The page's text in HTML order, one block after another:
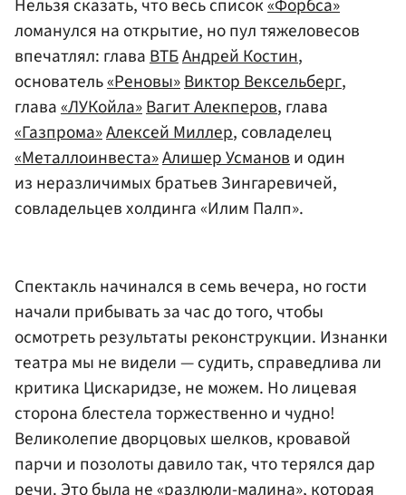
Нельзя сказать, что весь список«Форбса»
ломанулся на открытие, но пул тяжеловесов
впечатлял: главаВТБАндрей Костин,
основатель«Реновы»Виктор Вексельберг,
глава«ЛУКойла»Вагит Алекперов, глава
«Газпрома»Алексей Миллер, совладелец
«Металлоинвеста»Алишер Усманови один
из неразличимых братьев Зингаревичей,
совладельцев холдинга «Илим Палп».
Спектакль начинался в семь вечера, но гости
начали прибывать за час до того, чтобы
осмотреть результаты реконструкции. Изнанки
театра мы не видели — судить, справедлива ли
критика Цискаридзе, не можем. Но лицевая
сторона блестела торжественно и чудно!
Великолепие дворцовых шелков, кровавой
парчи и позолоты давило так, что терялся дар
речи. Это была не «разлюли-малина», которая